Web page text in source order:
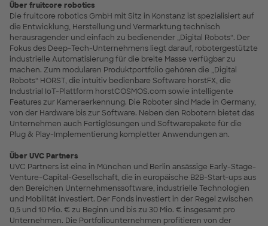
Über fruitcore robotics
Die fruitcore robotics GmbH mit Sitz in Konstanz ist spezialisiert auf
die Entwicklung, Herstellung und Vermarktung technisch
herausragender und einfach zu bedienender „Digital Robots“. Der
Fokus des Deep-Tech-Unternehmens liegt darauf, robotergestützte
industrielle Automatisierung für die breite Masse verfügbar zu
machen. Zum modularen Produktportfolio gehören die „Digital
Robots“ HORST, die intuitiv bedienbare Software horstFX, die
Industrial IoT-Plattform horstCOSMOS.com sowie intelligente
Features zur Kameraerkennung. Die Roboter sind Made in Germany,
von der Hardware bis zur Software. Neben den Robotern bietet das
Unternehmen auch Fertiglösungen und Softwarepakete für die
Plug & Play-Implementierung kompletter Anwendungen an.
Über UVC Partners
UVC Partners ist eine in München und Berlin ansässige Early-Stage-
Venture-Capital-Gesellschaft, die in europäische B2B-Start-ups aus
den Bereichen Unternehmenssoftware, industrielle Technologien
und Mobilität investiert. Der Fonds investiert in der Regel zwischen
0,5 und 10 Mio. € zu Beginn und bis zu 30 Mio. € insgesamt pro
Unternehmen. Die Portfoliounternehmen profitieren von der